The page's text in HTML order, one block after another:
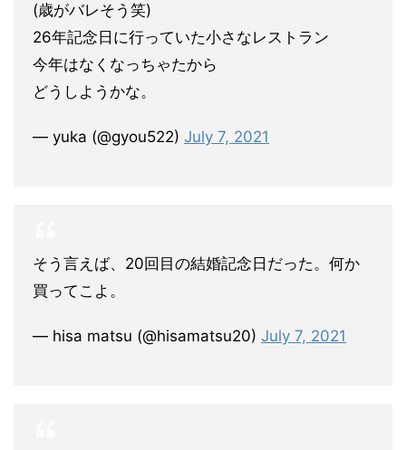
(歳がバレそう笑)
26年記念日に行っていた小さなレストラン
今年はなくなっちゃたから
どうしようかな。
— yuka (@gyou522) July 7, 2021
そう言えば、20回目の結婚記念日だった。何か
買ってこよ。
— hisa matsu (@hisamatsu20) July 7, 2021